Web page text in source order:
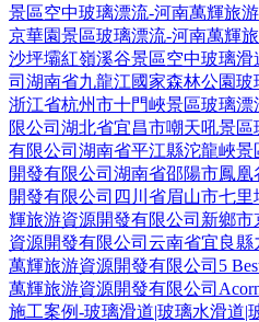
景區空中玻璃漂流-河南萬輝旅
京華園景區玻璃漂流-河南萬輝
沙坪壩紅嶺溪谷景區空中玻璃
司 湖南省九龍江國家森林公園
浙江省杭州市十門峽景區玻璃
限公司 湖北省宜昌市嘲天吼景
有限公司 湖南省平江縣沱龍峽
開發有限公司 湖南省邵陽市鳳
開發有限公司 四川省眉山市七
輝旅游資源開發有限公司 新鄉市
資源開發有限公司 云南省宜良縣
萬輝旅游資源開發有限公司 5
萬輝旅游資源開發有限公司
施工案例-玻璃滑道|玻璃水滑道|